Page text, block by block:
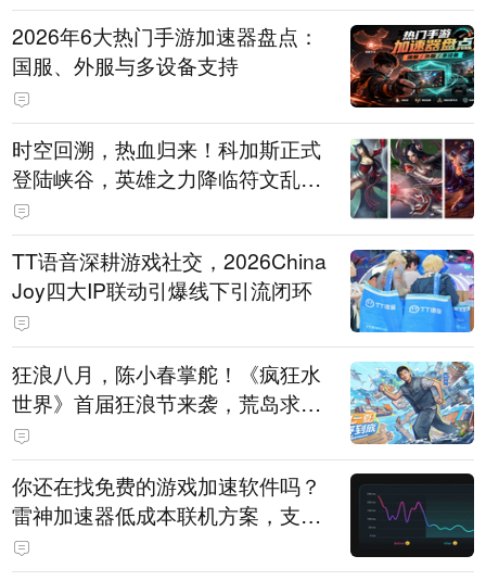
2026年6大热门手游加速器盘点：
国服、外服与多设备支持
时空回溯，热血归来！科加斯正式
登陆峡谷，英雄之力降临符文乱
斗！
TT语音深耕游戏社交，2026China
Joy四大IP联动引爆线下引流闭环
狂浪八月，陈小春掌舵！《疯狂水
世界》首届狂浪节来袭，荒岛求生
直播即将开启
你还在找免费的游戏加速软件吗？
雷神加速器低成本联机方案，支持
免费试用